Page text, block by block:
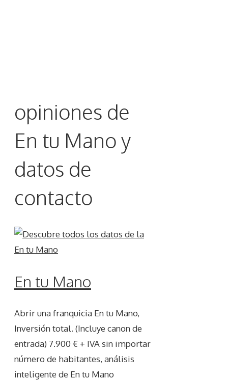
opiniones de
En tu Mano y
datos de
contacto
En tu Mano
Abrir una franquicia En tu Mano,
Inversión total. (Incluye canon de
entrada) 7.900 € + IVA sin importar
número de habitantes, análisis
inteligente de En tu Mano